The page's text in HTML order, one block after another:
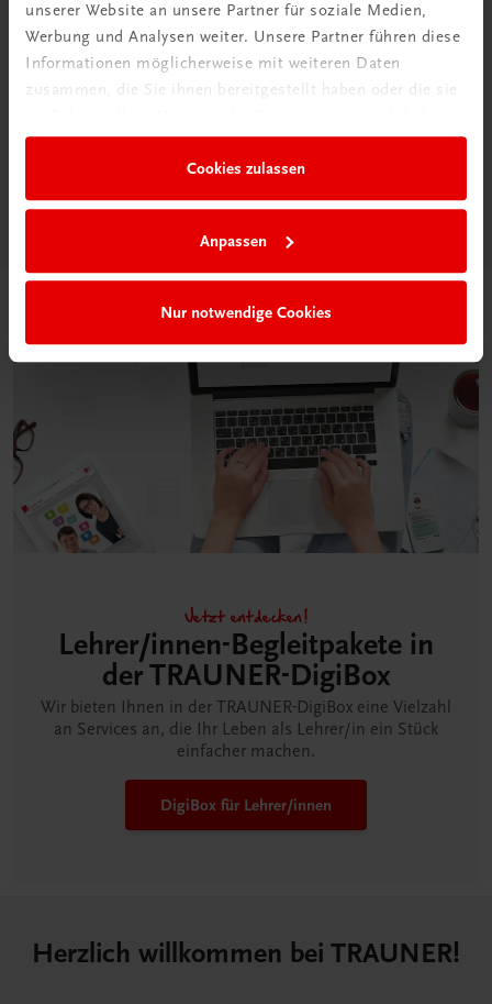
unserer Website an unsere Partner für soziale Medien,
Werbung und Analysen weiter. Unsere Partner führen diese
Informationen möglicherweise mit weiteren Daten
zusammen, die Sie ihnen bereitgestellt haben oder die sie
Cookies zulassen
Anpassen
Nur notwendige Cookies
Neu in der DigiBox
Klassenzimmer“
Jetzt entdecken!
Lehrer/innen-Begleitpakete in
der TRAUNER-DigiBox
Wir bieten Ihnen in der TRAUNER-DigiBox eine Vielzahl
an Services an, die Ihr Leben als Lehrer/in ein Stück
einfacher machen.
DigiBox für Lehrer/innen
Herzlich willkommen bei TRAUNER!